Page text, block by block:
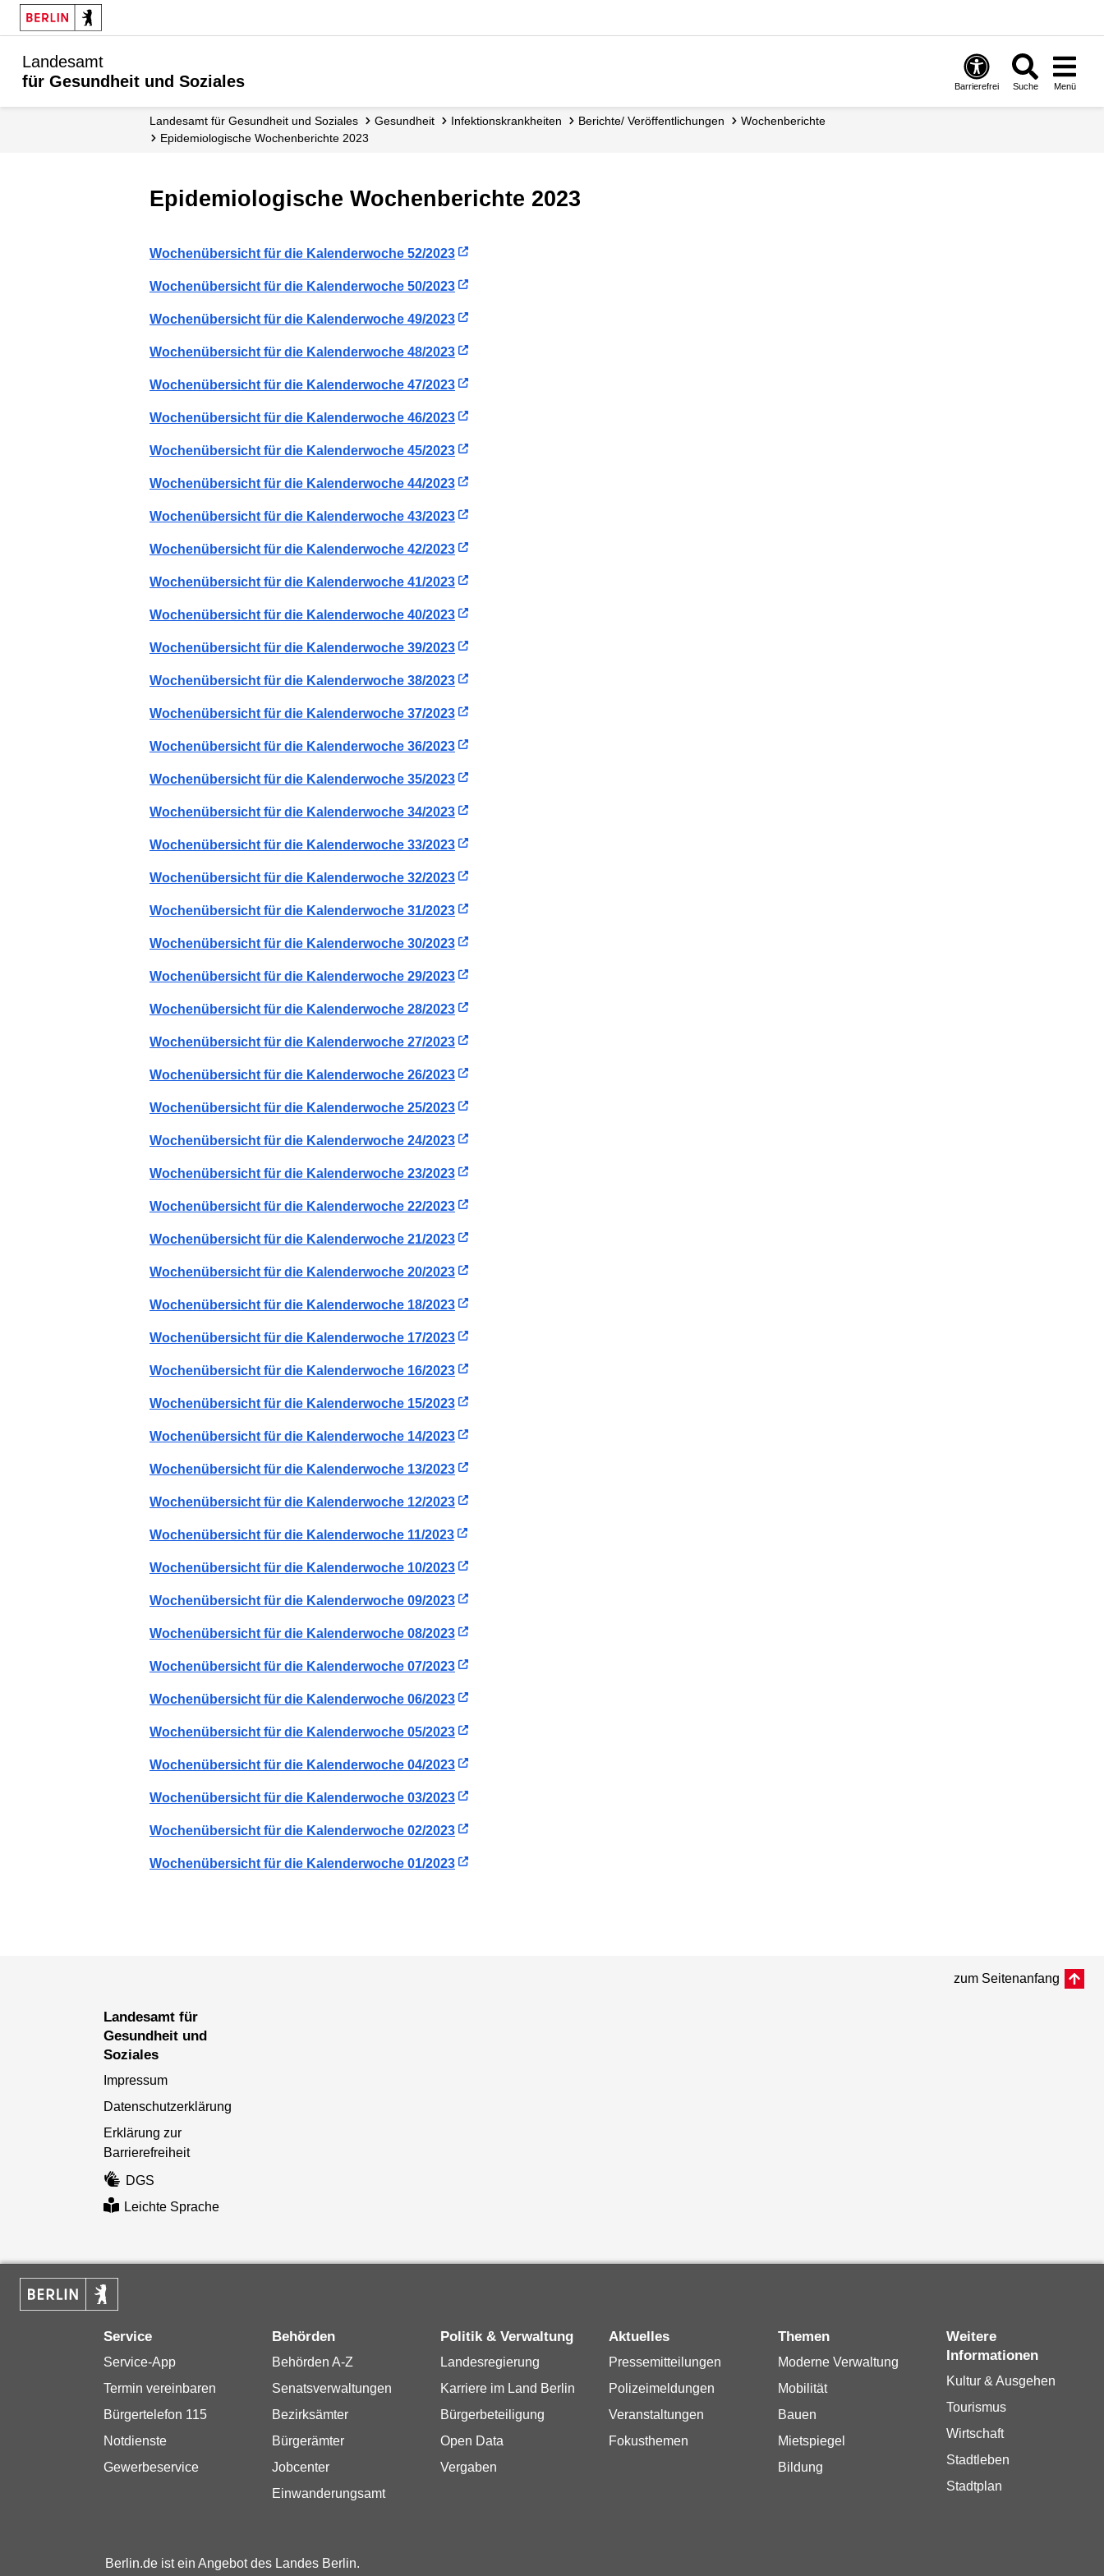
Landesamt
für Gesundheit und Soziales
Barrierefrei Suche Menü
Landesamt für Gesundheit und Soziales Gesundheit Infektions­krankheiten Berichte/ Ver­öffentlichungen
Wochenberichte
Epidemiologische Wochenberichte 2023
Epidemiologische Wochenberichte 2023
Wochenübersicht für die Kalenderwoche 52/2023
Wochenübersicht für die Kalenderwoche 50/2023
Wochenübersicht für die Kalenderwoche 49/2023
Wochenübersicht für die Kalenderwoche 48/2023
Wochenübersicht für die Kalenderwoche 47/2023
Wochenübersicht für die Kalenderwoche 46/2023
Wochenübersicht für die Kalenderwoche 45/2023
Wochenübersicht für die Kalenderwoche 44/2023
Wochenübersicht für die Kalenderwoche 43/2023
Wochenübersicht für die Kalenderwoche 42/2023
Wochenübersicht für die Kalenderwoche 41/2023
Wochenübersicht für die Kalenderwoche 40/2023
Wochenübersicht für die Kalenderwoche 39/2023
Wochenübersicht für die Kalenderwoche 38/2023
Wochenübersicht für die Kalenderwoche 37/2023
Wochenübersicht für die Kalenderwoche 36/2023
Wochenübersicht für die Kalenderwoche 35/2023
Wochenübersicht für die Kalenderwoche 34/2023
Wochenübersicht für die Kalenderwoche 33/2023
Wochenübersicht für die Kalenderwoche 32/2023
Wochenübersicht für die Kalenderwoche 31/2023
Wochenübersicht für die Kalenderwoche 30/2023
Wochenübersicht für die Kalenderwoche 29/2023
Wochenübersicht für die Kalenderwoche 28/2023
Wochenübersicht für die Kalenderwoche 27/2023
Wochenübersicht für die Kalenderwoche 26/2023
Wochenübersicht für die Kalenderwoche 25/2023
Wochenübersicht für die Kalenderwoche 24/2023
Wochenübersicht für die Kalenderwoche 23/2023
Wochenübersicht für die Kalenderwoche 22/2023
Wochenübersicht für die Kalenderwoche 21/2023
Wochenübersicht für die Kalenderwoche 20/2023
Wochenübersicht für die Kalenderwoche 18/2023
Wochenübersicht für die Kalenderwoche 17/2023
Wochenübersicht für die Kalenderwoche 16/2023
Wochenübersicht für die Kalenderwoche 15/2023
Wochenübersicht für die Kalenderwoche 14/2023
Wochenübersicht für die Kalenderwoche 13/2023
Wochenübersicht für die Kalenderwoche 12/2023
Wochenübersicht für die Kalenderwoche 11/2023
Wochenübersicht für die Kalenderwoche 10/2023
Wochenübersicht für die Kalenderwoche 09/2023
Wochenübersicht für die Kalenderwoche 08/2023
Wochenübersicht für die Kalenderwoche 07/2023
Wochenübersicht für die Kalenderwoche 06/2023
Wochenübersicht für die Kalenderwoche 05/2023
Wochenübersicht für die Kalenderwoche 04/2023
Wochenübersicht für die Kalenderwoche 03/2023
Wochenübersicht für die Kalenderwoche 02/2023
Wochenübersicht für die Kalenderwoche 01/2023
zum Seitenanfang
Landesamt für
Gesundheit und
Soziales
Impressum
Datenschutzerklärung
Erklärung zur
Barrierefreiheit
DGS
Leichte Sprache
Service
Service-App
Termin vereinbaren
Bürgertelefon 115
Notdienste
Gewerbeservice
Behörden
Behörden A-Z
Senatsverwaltungen
Bezirksämter
Bürgerämter
Jobcenter
Einwanderungsamt
Politik & Verwaltung
Landesregierung
Karriere im Land Berlin
Bürgerbeteiligung
Open Data
Vergaben
Aktuelles
Pressemitteilungen
Polizeimeldungen
Veranstaltungen
Fokusthemen
Themen
Moderne Verwaltung
Mobilität
Bauen
Mietspiegel
Bildung
Weitere
Informationen
Kultur & Ausgehen
Tourismus
Wirtschaft
Stadtleben
Stadtplan
Berlin.de ist ein Angebot des Landes Berlin.